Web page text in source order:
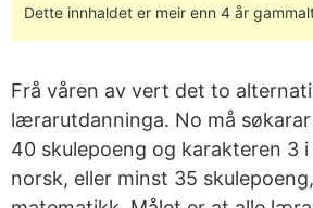
Dette innhaldet er meir enn 4 år
Frå våren av vert det to
lærarutdanninga. No må
40 skulepoeng og karakteren 3
norsk, eller minst 35